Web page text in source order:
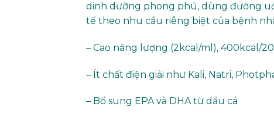
dinh dưỡng phong phú, dùng đường
tế theo nhu cầu riêng biệt của bệnh
– Cao năng lượng (2kcal/ml), 400kcal/
– Ít chất điện giải như Kali, Natri,
– Bổ sung EPA và DHA từ dầu cá